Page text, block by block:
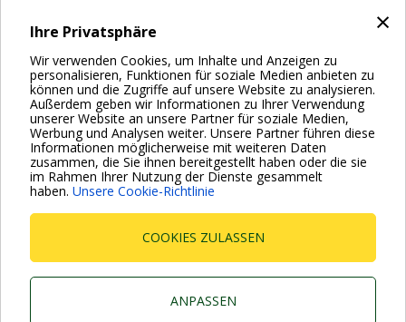
×
Ihre Privatsphäre
Wir verwenden Cookies, um Inhalte und Anzeigen zu
personalisieren, Funktionen für soziale Medien anbieten zu
können und die Zugriffe auf unsere Website zu analysieren.
Außerdem geben wir Informationen zu Ihrer Verwendung
unserer Website an unsere Partner für soziale Medien,
Werbung und Analysen weiter. Unsere Partner führen diese
Informationen möglicherweise mit weiteren Daten
zusammen, die Sie ihnen bereitgestellt haben oder die sie
im Rahmen Ihrer Nutzung der Dienste gesammelt
haben. Unsere Cookie-Richtlinie
COOKIES ZULASSEN
ANPASSEN
Italy Tel. +39.049.5125000 Fax +39.049.5125950
P.I. 03675230282 - R.E.A. Padova N. 328200- Cap. Soc.